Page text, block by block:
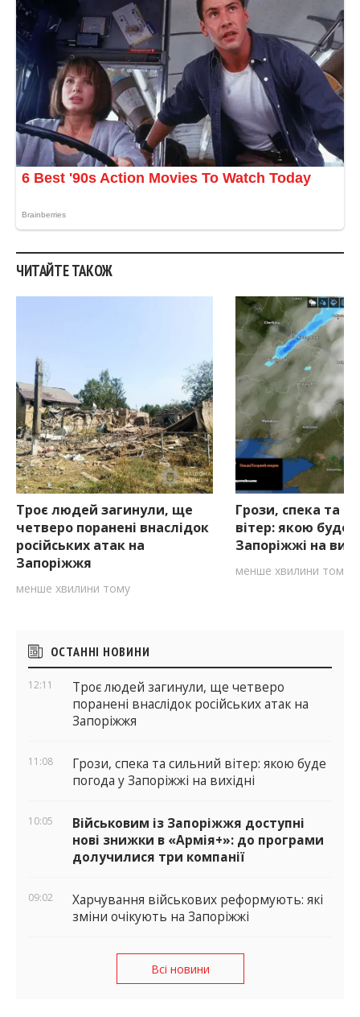
ЧИТАЙТЕ ТАКОЖ
Троє людей загинули, ще
четверо поранені внаслідок
російських атак на
Запоріжжя
менше хвилини тому
Грози, спека та
вітер: якою буде
Запоріжжі на
менше хвилини тому
Бічні
віджети
ОСТАННІ НОВИНИ
12:11
Троє людей загинули, ще четверо
поранені внаслідок російських атак на
Запоріжжя
11:08
Грози, спека та сильний вітер: якою буде
погода у Запоріжжі на вихідні
10:05
Військовим із Запоріжжя доступні
нові знижки в «Армія+»: до програми
долучилися три компанії
09:02
Харчування військових реформують: які
зміни очікують на Запоріжжі
Всі новини